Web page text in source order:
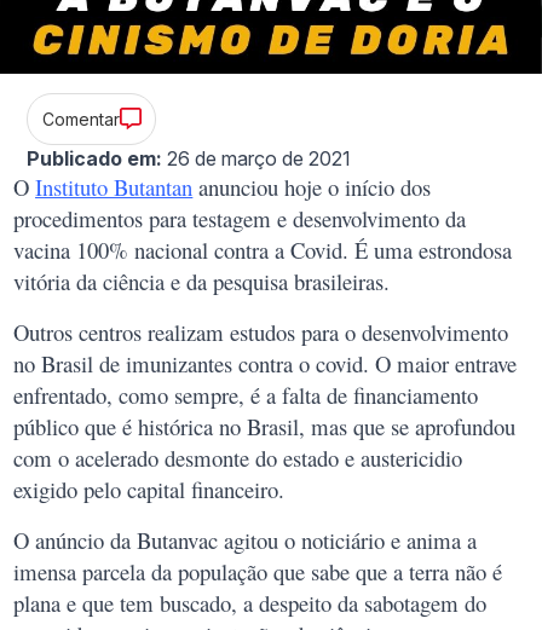
Comentar
Publicado em: 26 de março de 2021
OInstituto Butantan anunciou hoje o início dos
procedimentos para testagem e desenvolvimento da
vacina 100% nacional contra a Covid. É uma estrondosa
vitória da ciência e da pesquisa brasileiras.
Outros centros realizam estudos para o desenvolvimento
no Brasil de imunizantes contra o covid. O maior entrave
enfrentado, como sempre, é a falta de financiamento
público que é histórica no Brasil, mas que se aprofundou
com o acelerado desmonte do estado e austericidio
exigido pelo capital financeiro.
O anúncio da Butanvac agitou o noticiário e anima a
imensa parcela da população que sabe que a terra não é
plana e que tem buscado, a despeito da sabotagem do